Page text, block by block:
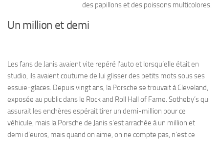
des papillons et des poissons multicolores.
Un million et demi
Les fans de Janis avaient vite repéré l’auto et lorsqu’elle était en
studio, ils avaient coutume de lui glisser des petits mots sous ses
essuie-glaces. Depuis vingt ans, la Porsche se trouvait à Cleveland,
exposée au public dans le Rock and Roll Hall of Fame. Sotheby’s qui
assurait les enchères espérait tirer un demi-million pour ce
véhicule, mais la Porsche de Janis s’est arrachée à un million et
demi d’euros, mais quand on aime, on ne compte pas, n’est ce